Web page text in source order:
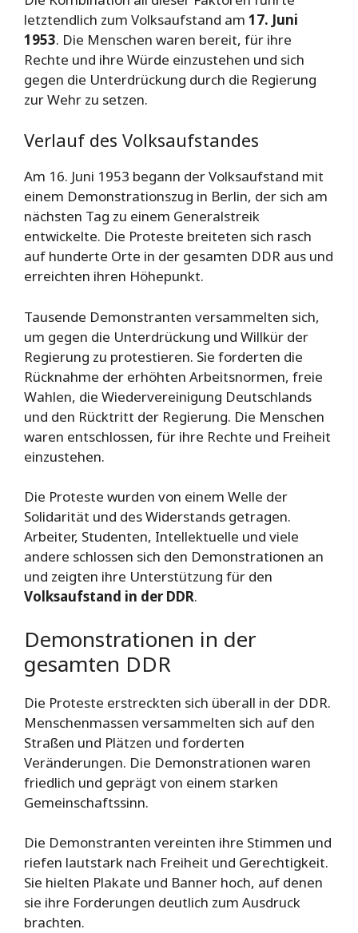
letztendlich zum Volksaufstand am 17. Juni
1953. Die Menschen waren bereit, für ihre
Rechte und ihre Würde einzustehen und sich
gegen die Unterdrückung durch die Regierung
zur Wehr zu setzen.
Verlauf des Volksaufstandes
Am 16. Juni 1953 begann der Volksaufstand mit
einem Demonstrationszug in Berlin, der sich am
nächsten Tag zu einem Generalstreik
entwickelte. Die Proteste breiteten sich rasch
auf hunderte Orte in der gesamten DDR aus und
erreichten ihren Höhepunkt.
Tausende Demonstranten versammelten sich,
um gegen die Unterdrückung und Willkür der
Regierung zu protestieren. Sie forderten die
Rücknahme der erhöhten Arbeitsnormen, freie
Wahlen, die Wiedervereinigung Deutschlands
und den Rücktritt der Regierung. Die Menschen
waren entschlossen, für ihre Rechte und Freiheit
einzustehen.
Die Proteste wurden von einem Welle der
Solidarität und des Widerstands getragen.
Arbeiter, Studenten, Intellektuelle und viele
andere schlossen sich den Demonstrationen an
und zeigten ihre Unterstützung für den
Volksaufstand in der DDR.
Demonstrationen in der
gesamten DDR
Die Proteste erstreckten sich überall in der DDR.
Menschenmassen versammelten sich auf den
Straßen und Plätzen und forderten
Veränderungen. Die Demonstrationen waren
friedlich und geprägt von einem starken
Gemeinschaftssinn.
Die Demonstranten vereinten ihre Stimmen und
riefen lautstark nach Freiheit und Gerechtigkeit.
Sie hielten Plakate und Banner hoch, auf denen
sie ihre Forderungen deutlich zum Ausdruck
brachten.